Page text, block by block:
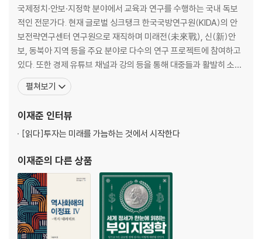
는지, 저자는 하나의 거대한 맥락으로 명쾌하게 꿰어낸다. 향후 10년, 부와
기술의 패권이 어디로 향할지 가늠하고 싶은 비즈니스 리더와 투자자에게
이 책은 가장 정교한 혁신의 지도가 되어줄 것이다.
아시아에서 중국을 억지하기 위한 미국의 대응
패권안정론과 쇠퇴하는 패권국
러스트 벨트를 싹쓸이한 트럼프의 귀환
트럼프 2.0 시대, 인플레이션이 온다
더 강력해질 미국 우선주의, 위기와 기회는?
제3장 국가 주도 혁신은 성공할 수 있을까_ 중국 공산당 리스크
시장경제, 중국의 성장 동력이 되다
공산당의 통제는 기업을 살릴까, 죽일까?
중국식 자본주의 모델이 갖는 한계
정치 논리로 비효율에 빠진 중국 경제
경제통제의 목표는 당의 생존이다
중진국의 함정과 독재자의 딜레마
인도는 중국을 대체할 새로운 시장이 될 수 있을까?
국제정치·안보·지정학 분야에서 교육과 연구를 수행하는 국내 독보
적인 전문가다. 현재 글로벌 싱크탱크 한국국방연구원(KIDA)의 안
보전략연구센터 연구원으로 재직하며 미래전(未來戰), 신(新)안
보, 동북아 지역 등을 주요 분야로 다수의 연구 프로젝트에 참여하고
있다. 또한 경제 유튜브 채널과 강의 등을 통해 대중들과 활발히 소통
하며, 지정학적 리스크가 세계 경제와 투자에 미치는 영향을 알기 쉽
게 풀어주는 지식 커뮤니케이터로도 활동 중이다. 서울대학교 정치외
쳤다. <조선일보> 국제부 기자로서 굵직한 글로벌 정치·경제
펼쳐보기
이재준 인터뷰
[읽다]투자는 미래를 가늠하는 것에서 시작한다
이재준의 다른 상품